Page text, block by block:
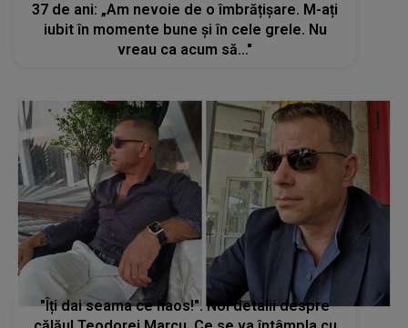
37 de ani: „Am nevoie de o îmbrățișare. M-ați
iubit în momente bune și în cele grele. Nu
vreau ca acum să..."
"Îți dai seama ce haos!". Noi detalii despre